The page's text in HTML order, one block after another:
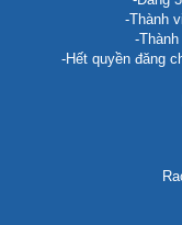
-Thành
-
-Hết quyền đăng